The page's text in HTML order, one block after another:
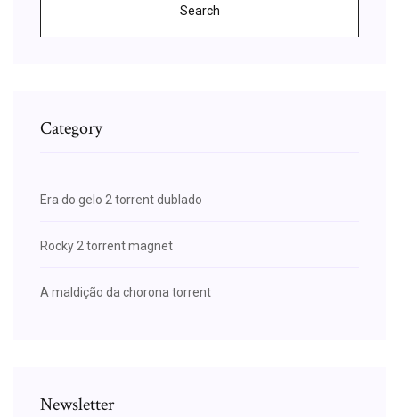
Search
Category
Era do gelo 2 torrent dublado
Rocky 2 torrent magnet
A maldição da chorona torrent
Newsletter